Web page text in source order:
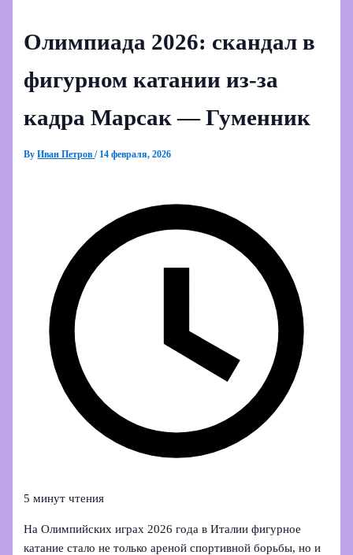
Олимпиада 2026: скандал в
фигурном катании из‑за
кадра Марсак — Гуменник
ByИван Петров/ 14 февраля, 2026
5 минут чтения
На Олимпийских играх 2026 года в Италии фигурное
катание стало не только ареной спортивной борьбы, но и